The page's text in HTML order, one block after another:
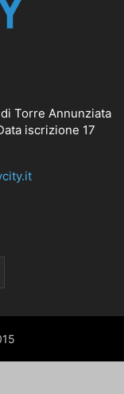
Torre Annunziata
iscrizione 17